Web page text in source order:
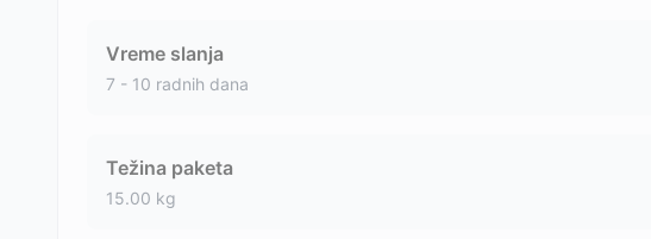
Vreme slanja
7 - 10 radnih dana
Težina paketa
15.00 kg